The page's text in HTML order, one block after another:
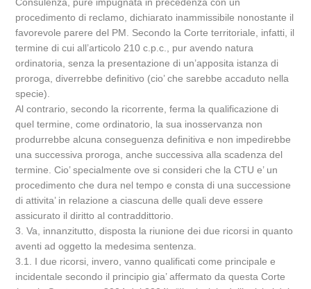
procedimento di reclamo, dichiarato inammissibile nonostante il
favorevole parere del PM. Secondo la Corte territoriale, infatti, il
termine di cui all’articolo 210 c.p.c., pur avendo natura
ordinatoria, senza la presentazione di un’apposita istanza di
proroga, diverrebbe definitivo (cio’ che sarebbe accaduto nella
specie).
Al contrario, secondo la ricorrente, ferma la qualificazione di
quel termine, come ordinatorio, la sua inosservanza non
produrrebbe alcuna conseguenza definitiva e non impedirebbe
una successiva proroga, anche successiva alla scadenza del
termine. Cio’ specialmente ove si consideri che la CTU e’ un
procedimento che dura nel tempo e consta di una successione
di attivita’ in relazione a ciascuna delle quali deve essere
assicurato il diritto al contraddittorio.
3. Va, innanzitutto, disposta la riunione dei due ricorsi in quanto
aventi ad oggetto la medesima sentenza.
3.1. I due ricorsi, invero, vanno qualificati come principale e
incidentale secondo il principio gia’ affermato da questa Corte